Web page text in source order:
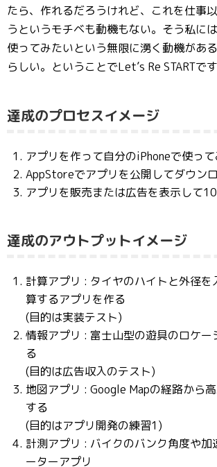
たら、作れるだろうけれど、これを仕事
うというモチベも動機もない。そう私には
使ってみたいという無限に湧く動機があ
らしい。ということでLet’s Re STARTです
達成のプロセスイメージ
アプリを作って自分のiPhoneで使って
AppStoreでアプリを公開してダウン
アプリを販売または広告を表示して
達成のアウトプットイメージ
計算アプリ : タイヤのハイトと外径を
算するアプリを作る
(目的は実装テスト)
情報アプリ : 富士山型の遊具のロケー
る
(目的は広告収入のテスト)
地図アプリ : Google Mapの経路から
する
(目的はアプリ開発の練習1)
計測アプリ : バイクのバンク角度や加
ーターアプリ